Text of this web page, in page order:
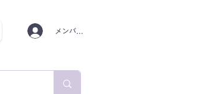
メンバーログイン